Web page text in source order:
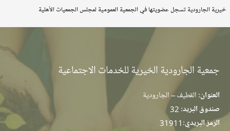
خيرية الجارودية تسجل عضويتها في الجمعية العمومية لمجلس الجمعيات الأهلية
جمعية الجارودية الخيرية للخدمات الاجتماعية
العنوان: القطيف – الجارودية
صندوق البريد:
الرمز البريدي: 31911